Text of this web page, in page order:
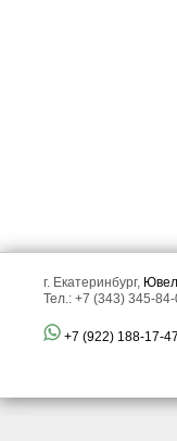
г. Екатеринбург,
Тел.: +7 (343) 345-
+7 (922) 188-17-47